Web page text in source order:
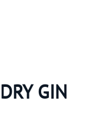
GIN